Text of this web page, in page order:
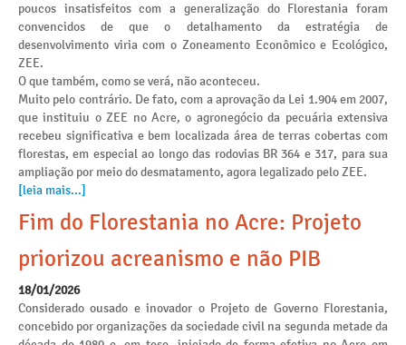
poucos insatisfeitos com a generalização do Florestania foram
convencidos de que o detalhamento da estratégia de
desenvolvimento viria com o Zoneamento Econômico e Ecológico,
ZEE.
O que também, como se verá, não aconteceu.
Muito pelo contrário. De fato, com a aprovação da Lei 1.904 em 2007,
que instituiu o ZEE no Acre, o agronegócio da pecuária extensiva
recebeu significativa e bem localizada área de terras cobertas com
florestas, em especial ao longo das rodovias BR 364 e 317, para sua
ampliação por meio do desmatamento, agora legalizado pelo ZEE.
[leia mais...]
Fim do Florestania no Acre: Projeto
priorizou acreanismo e não PIB
18/01/2026
Considerado ousado e inovador o Projeto de Governo Florestania,
concebido por organizações da sociedade civil na segunda metade da